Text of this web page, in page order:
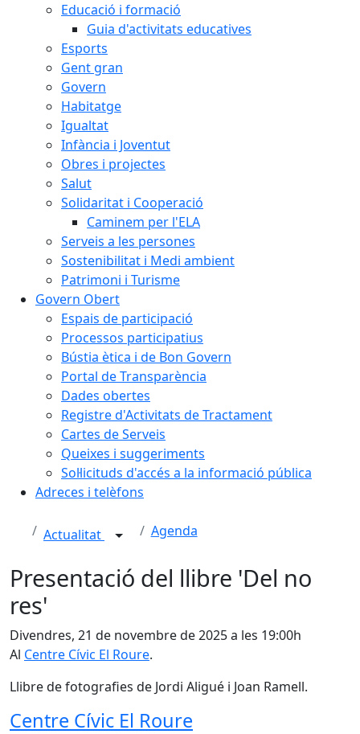
Educació i formació
Guia d'activitats educatives
Esports
Gent gran
Govern
Habitatge
Igualtat
Infància i Joventut
Obres i projectes
Salut
Solidaritat i Cooperació
Caminem per l'ELA
Serveis a les persones
Sostenibilitat i Medi ambient
Patrimoni i Turisme
Govern Obert
Espais de participació
Processos participatius
Bústia ètica i de Bon Govern
Portal de Transparència
Dades obertes
Registre d'Activitats de Tractament
Cartes de Serveis
Queixes i suggeriments
Sol·licituds d'accés a la informació pública
Adreces i telèfons
Actualitat Agenda
Presentació del llibre 'Del no
res'
Divendres, 21 de novembre de 2025 a les 19:00h
Al Centre Cívic El Roure.
Llibre de fotografies de Jordi Aligué i Joan Ramell.
Centre Cívic El Roure